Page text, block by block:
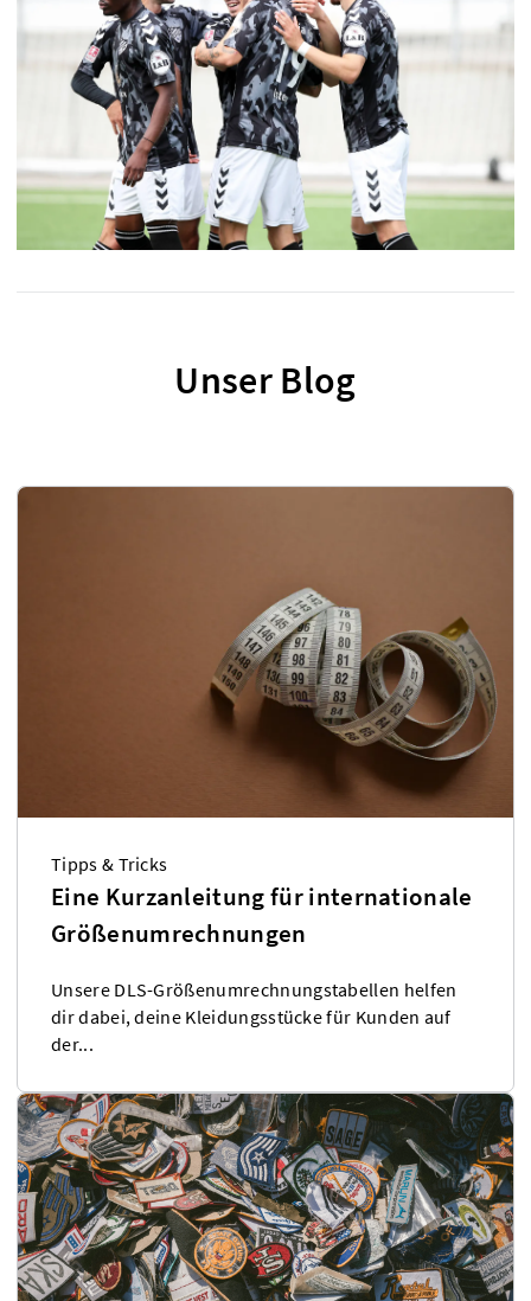
Unser Blog
Tipps & Tricks
Eine Kurzanleitung für internationale
Größenumrechnungen
Unsere DLS-Größenumrechnungstabellen helfen
dir dabei, deine Kleidungsstücke für Kunden auf
der...